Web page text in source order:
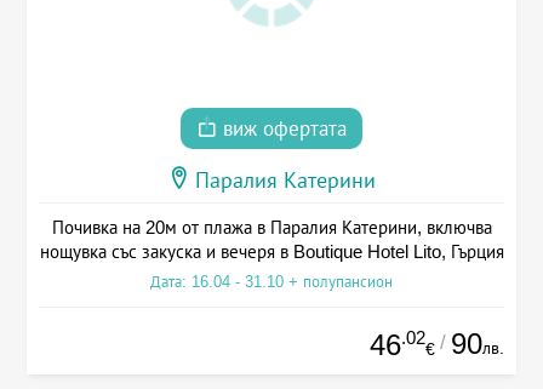
виж офертата
Паралия Катерини
Почивка на 20м от плажа в Паралия Катерини, включва
нощувка със закуска и вечеря в Boutique Hotel Lito, Гърция
Дата: 16.04 - 31.10 + полупансион
46.02
€ / 90лв.